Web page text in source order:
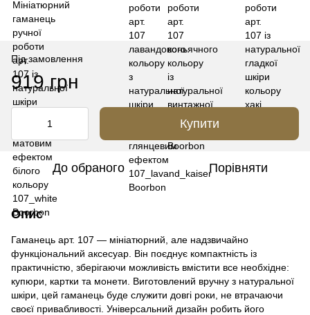
Під замовлення
919 грн
Купити
До обраного Порівняти
Опис
Гаманець арт. 107 — мініатюрний, але надзвичайно
функціональний аксесуар. Він поєднує компактність із
практичністю, зберігаючи можливість вмістити все необхідне:
купюри, картки та монети. Виготовлений вручну з натуральної
шкіри, цей гаманець буде служити довгі роки, не втрачаючи
своєї привабливості. Універсальний дизайн робить його